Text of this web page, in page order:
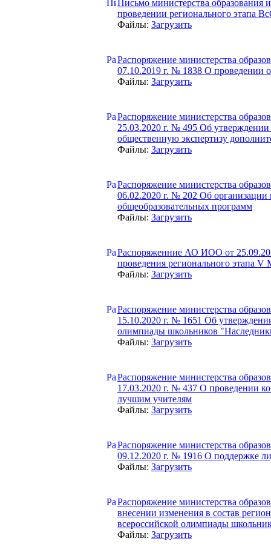
Письмо министерства образования
проведении регионального этапа
Файлы: Загрузить
Распоряжение министерства
07.10.2019 г. № 1838 О проведении
Файлы: Загрузить
Распоряжение министерства
25.03.2020 г. № 495 Об
общественную экспертизу
Файлы: Загрузить
Распоряжение министерства
06.02.2020 г. № 202 Об организации
общеобразовательных программ
Файлы: Загрузить
Распоряженние АО ИОО от
проведения регионального этапа
Файлы: Загрузить
Распоряжение министерства
15.10.2020 г. № 1651 Об
олимпиады школьников
Файлы: Загрузить
Распоряжение министерства
17.03.2020 г. № 437 О проведении
лучшим учителям
Файлы: Загрузить
Распоряжение министерства
09.12.2020 г. № 1916 О поддержке
Файлы: Загрузить
Распоряжение министерства
внесении изменения в состав
всероссийской олимпиады
Файлы: Загрузить